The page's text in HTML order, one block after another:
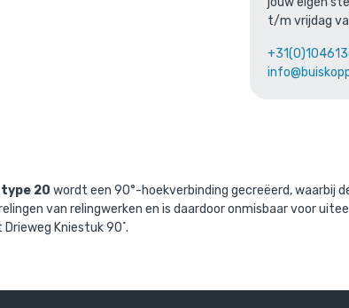
t/m vrijdag
20 wordt een 90°-hoekverbinding gecreëerd, waarbij
van relingwerken en is daardoor onmisbaar voor
Kniestuk 90˚.
product wordt vaak
(70 stuks)